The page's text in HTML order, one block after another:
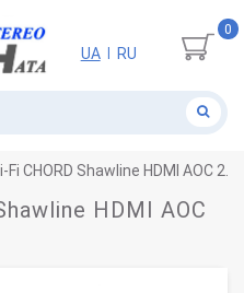
0
UA RU
Fi CHORD Shawline HDMI AOC
HDMI AOC